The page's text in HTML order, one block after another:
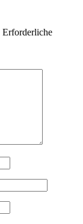
Erforderliche